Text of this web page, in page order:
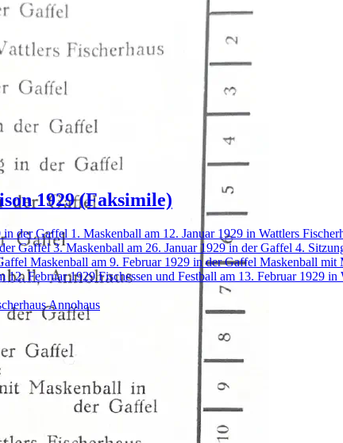
1929 (Faksimile)
in der Gaffel 1. Maskenball am 12. Januar 1929 in Wattlers
Gaffel3. Maskenball am 26. Januar 1929 in der Gaffel 4.
Maskenball am 9. Februar 1929 in der Gaffel Maskenball mit
12. Februar 1929Fischessen und Festball am 13. Februar 1929 in
Annohaus